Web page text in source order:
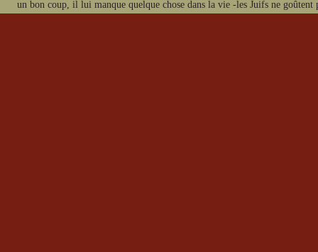
un bon coup, il lui manque quelque chose dans la vie -les Juifs ne